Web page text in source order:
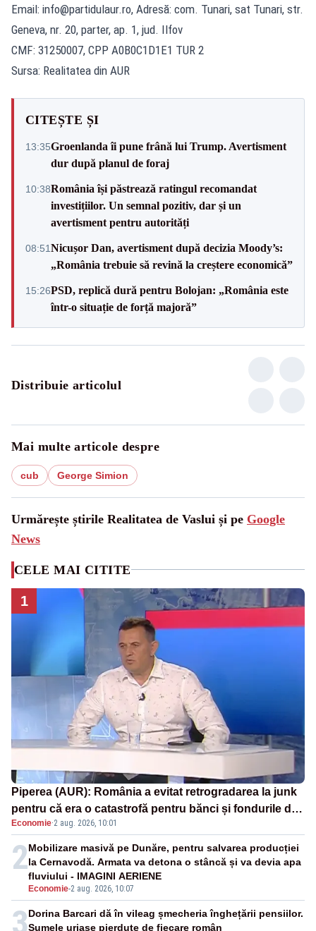
Email: info@partidulaur.ro, Adresă: com. Tunari, sat Tunari, str.
Geneva, nr. 20, parter, ap. 1, jud. Ilfov
CMF: 31250007, CPP A0B0C1D1E1 TUR 2
Sursa: Realitatea din AUR
CITEȘTE ȘI
13:35Groenlanda îi pune frână lui Trump. Avertisment
dur după planul de foraj
10:38România își păstrează ratingul recomandat
investițiilor. Un semnal pozitiv, dar și un
avertisment pentru autorități
08:51Nicușor Dan, avertisment după decizia Moody’s:
„România trebuie să revină la creștere economică”
15:26PSD, replică dură pentru Bolojan: „România este
într-o situație de forță majoră”
Distribuie articolul
Mai multe articole despre
cub George Simion
Urmărește știrile Realitatea de Vaslui și pe Google
News
CELE MAI CITITE
1
Piperea (AUR): România a evitat retrogradarea la junk
pentru că era o catastrofă pentru bănci și fondurile de
pensii
Economie·2 aug. 2026, 10:01
2
Economie-2 aug. 2026, 10:07
Mobilizare masivă pe Dunăre, pentru salvarea producției
la Cernavodă. Armata va detona o stâncă și va devia apa
fluviului - IMAGINI AERIENE
3Dorina Barcari dă în vileag șmecheria înghețării pensiilor.
Sumele uriașe pierdute de fiecare român